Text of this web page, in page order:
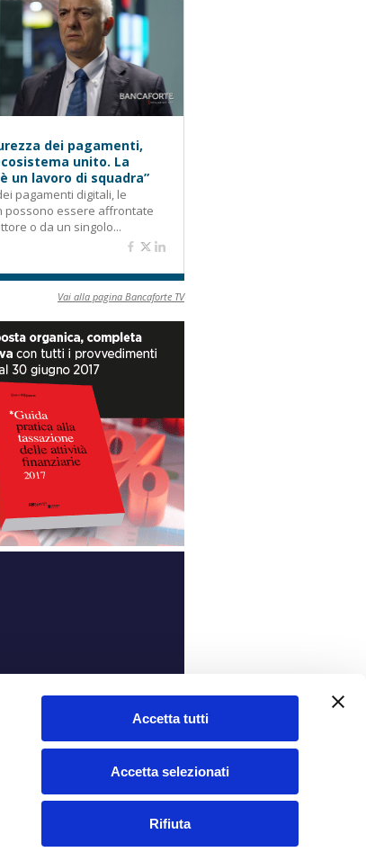
Accetta tutti
Accetta selezionati
Rifiuta
dei pagamenti,
unito. La
un lavoro di squadra”
pagamenti digitali, le
possono essere affrontate
o da un singolo...
Vai alla pagina Bancaforte TV